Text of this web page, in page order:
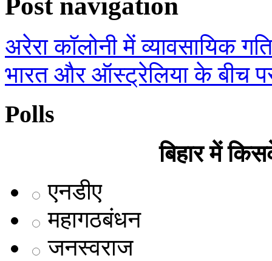
अरेरा कॉलोनी में व्यावसायिक
भारत और ऑस्ट्रेलिया के बीच
Polls
बिहार में
एनडीए
महागठबंधन
जनस्वराज